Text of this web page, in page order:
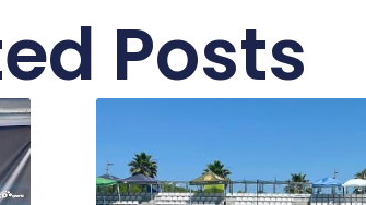
Posts